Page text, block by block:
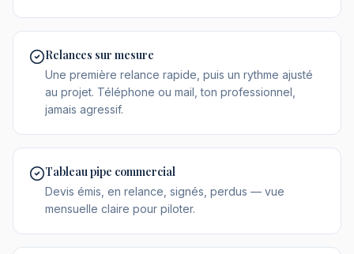
Relances sur mesure
Une première relance rapide, puis un rythme ajusté
au projet. Téléphone ou mail, ton professionnel,
jamais agressif.
Tableau pipe commercial
Devis émis, en relance, signés, perdus — vue
mensuelle claire pour piloter.